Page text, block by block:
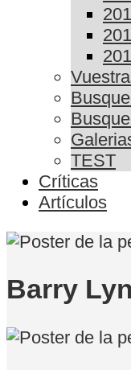
TEST
Críticas
Artículos
Barry